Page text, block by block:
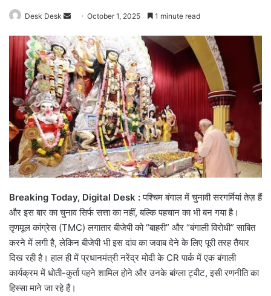
Desk Desk
Send
email
October 1, 2025 1 minute read
Breaking Today, Digital Desk :पश्चिम बंगाल में चुनावी सरगर्मियां तेज़ हैं
और इस बार का चुनाव सिर्फ सत्ता का नहीं, बल्कि पहचान का भी बन गया है।
तृणमूल कांग्रेस (TMC) लगातार बीजेपी को “बाहरी” और “बंगाली विरोधी” साबित
करने में लगी है, लेकिन बीजेपी भी इस दांव का जवाब देने के लिए पूरी तरह तैयार
दिख रही है। हाल ही में प्रधानमंत्री नरेंद्र मोदी के CR पार्क में एक बंगाली
कार्यक्रम में धोती-कुर्ता पहने शामिल होने और उनके बांग्ला ट्वीट, इसी रणनीति का
हिस्सा माने जा रहे हैं।